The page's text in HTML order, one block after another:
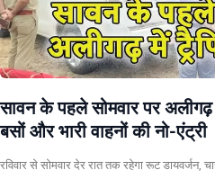
सावन के पहले सोमवार पर
बसों और भारी वाहनों की नो-एंट्री
रविवार से सोमवार देर रात तक रहेगा रूट डायवर्जन,